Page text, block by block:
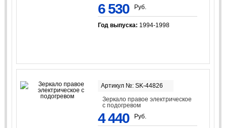
6 530 Руб.
Год выпуска: 1994-1998
Артикул №: SK-44826
Зеркало правое электрическое
с подогревом
4 440 Руб.